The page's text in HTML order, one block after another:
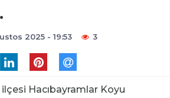
2025 - 19:53 3
ilçesi Hacıbayramlar Koyu